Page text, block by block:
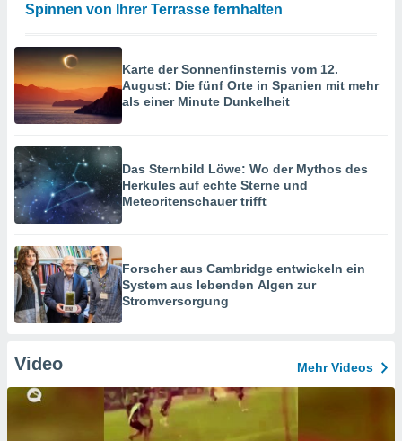
Spinnen von Ihrer Terrasse fernhalten
Karte der Sonnenfinsternis vom 12.
August: Die fünf Orte in Spanien mit mehr
als einer Minute Dunkelheit
Das Sternbild Löwe: Wo der Mythos des
Herkules auf echte Sterne und
Meteoritenschauer trifft
Forscher aus Cambridge entwickeln ein
System aus lebenden Algen zur
Stromversorgung
Video Mehr Videos